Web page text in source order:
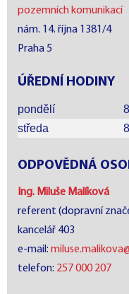
pozemních komunikací
nám. 14. října 1381/4
Praha 5
ÚŘEDNÍ HODINY
pondělí
středa
ODPOVĚDNÁ
Ing. Miluše Malíková
referent (dopravní
kancelář 403
e-mail:
telefon: 257 000 207